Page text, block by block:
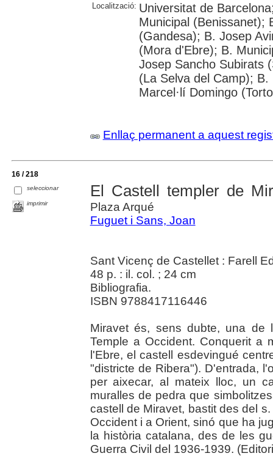
Localització: Universitat de
Municipal (Benissanet);
(Gandesa); B. Josep
(Mora d'Ebre); B.
Josep Sancho Subirats
(La Selva del Camp);
Marcel·lí Domingo
Enllaç permanent a aquest
16 / 218
seleccionar
imprimir
El Castell templer de
Plaza Arqué
Fuguet i Sans, Joan
Sant Vicenç de Castellet : Farell
48 p. : il. col. ; 24 cm
Bibliografia.
ISBN 9788417116446
Miravet és, sens dubte, una de
Temple a Occident. Conquerit a
l'Ebre, el castell esdevingué
"districte de Ribera"). D'entrada,
per aixecar, al mateix lloc, un
muralles de pedra que
castell de Miravet, bastit des del
Occident i a Orient, sinó que ha
la història catalana, des de les
Guerra Civil del 1936-1939.